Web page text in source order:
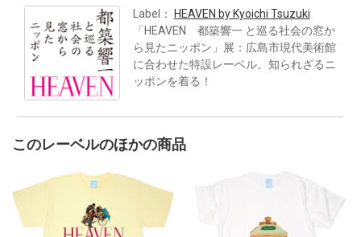
Label：
HEAVEN by Kyoichi Tsuzuki
「HEAVEN 都築響一 と巡る社会の窓か
ら見たニッポン」展：広島市現代美術館
に合わせた特設レーベル。知られざるニ
ッポンを着る！
このレーベルのほかの商品